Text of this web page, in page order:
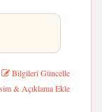
Bilgileri Güncelle
& Açıklama Ekle